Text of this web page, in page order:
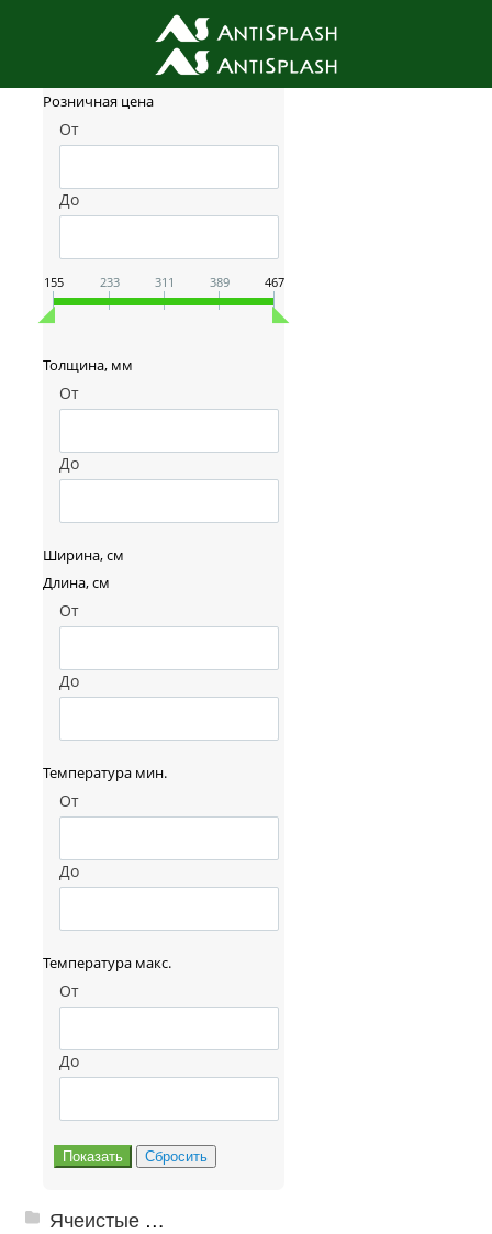
Фильтр товаров
Розничная цена
От
До
155 233 311 389 467
Толщина, мм
От
До
Ширина, см
Длина, см
От
До
Температура мин.
От
До
Температура макс.
От
До
Ячеистые грязезащитные покрытия